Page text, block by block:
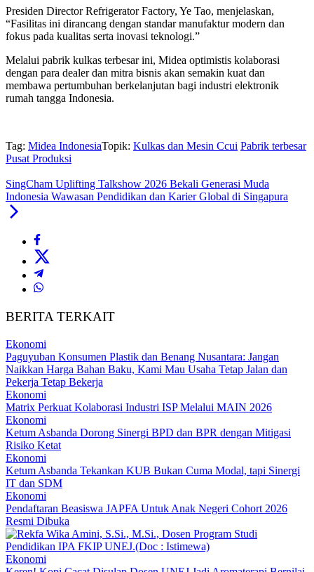
Presiden Director Refrigerator Factory, Ye Tao, menjelaskan,
“Fasilitas ini dirancang dengan standar manufaktur modern dan
fokus pada kualitas serta inovasi teknologi.”
Melalui pabrik kulkas terbesar ini, Midea optimistis kolaborasi
dengan para dealer dan mitra bisnis akan semakin kuat dan
membawa pertumbuhan berkelanjutan bagi industri elektronik
rumah tangga Indonesia.
Tag: Midea IndonesiaTopik: Kulkas dan Mesin Ccui Pabrik terbesar
Pusat Produksi
SingCham Uplifting Talkshow 2026 Bekali Generasi Muda
Indonesia Wawasan Pendidikan dan Karier Global di Singapura
BERITA TERKAIT
Ekonomi
Paguyuban Konsumen Plastik dan Benang Nusantara: Jangan
Naikkan Harga Bahan Baku, Kami Mau Usaha Tetap Jalan dan
Pekerja Tetap Bekerja
Ekonomi
Matrix Perkuat Kolaborasi Industri ISP Melalui MAIN 2026
Ekonomi
Ketum Asbanda Dorong Sinergi BPD dan BPR dengan Mitigasi
Risiko Ketat
Ekonomi
Ketum Asbanda Tekankan KUB Bukan Cuma Modal, tapi Sinergi
IT dan SDM
Ekonomi
Pendaftaran Beasiswa JAPFA Untuk Anak Negeri Cohort 2026
Resmi Dibuka
Ekonomi